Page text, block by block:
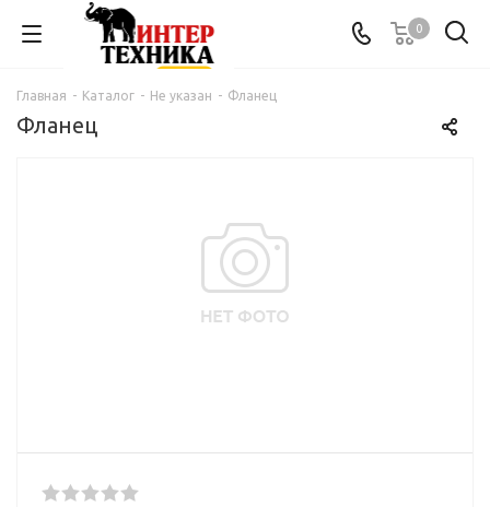
0
Главная - Каталог - Не указан - Фланец
Фланец